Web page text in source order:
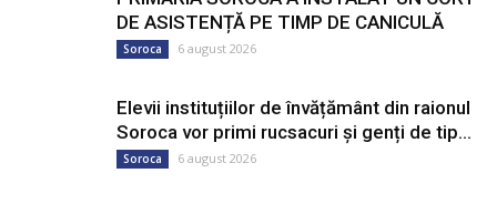
DE ASISTENȚĂ PE TIMP DE CANICULĂ
Soroca 6 august 2026
Elevii instituțiilor de învățământ din raionul
Soroca vor primi rucsacuri și genți de tip...
Soroca 6 august 2026